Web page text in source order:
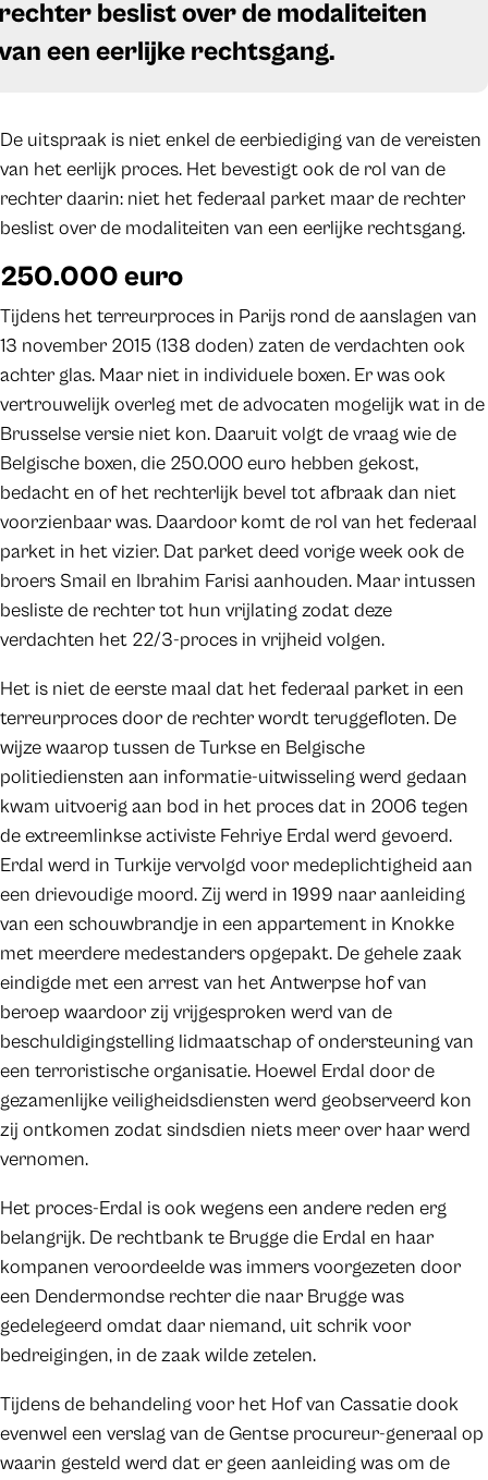
beslist over de modaliteiten
een eerlijke rechtsgang.
De uitspraak is niet enkel de eerbiediging van de vereisten
van het eerlijk proces. Het bevestigt ook de rol van de
rechter daarin: niet het federaal parket maar de rechter
beslist over de modaliteiten van een eerlijke rechtsgang.
250.000 euro
Tijdens het terreurproces in Parijs rond de aanslagen van
13 november 2015 (138 doden) zaten de verdachten ook
achter glas. Maar niet in individuele boxen. Er was ook
vertrouwelijk overleg met de advocaten mogelijk wat in de
Brusselse versie niet kon. Daaruit volgt de vraag wie de
Belgische boxen, die 250.000 euro hebben gekost,
bedacht en of het rechterlijk bevel tot afbraak dan niet
voorzienbaar was. Daardoor komt de rol van het federaal
parket in het vizier. Dat parket deed vorige week ook de
broers Smail en Ibrahim Farisi aanhouden. Maar intussen
besliste de rechter tot hun vrijlating zodat deze
verdachten het 22/3-proces in vrijheid volgen.
Het is niet de eerste maal dat het federaal parket in een
terreurproces door de rechter wordt teruggefloten. De
wijze waarop tussen de Turkse en Belgische
politiediensten aan informatie-uitwisseling werd gedaan
kwam uitvoerig aan bod in het proces dat in 2006 tegen
de extreemlinkse activiste Fehriye Erdal werd gevoerd.
Erdal werd in Turkije vervolgd voor medeplichtigheid aan
een drievoudige moord. Zij werd in 1999 naar aanleiding
van een schouwbrandje in een appartement in Knokke
met meerdere medestanders opgepakt. De gehele zaak
eindigde met een arrest van het Antwerpse hof van
beroep waardoor zij vrijgesproken werd van de
beschuldigingstelling lidmaatschap of ondersteuning van
een terroristische organisatie. Hoewel Erdal door de
gezamenlijke veiligheidsdiensten werd geobserveerd kon
zij ontkomen zodat sindsdien niets meer over haar werd
vernomen.
Het proces-Erdal is ook wegens een andere reden erg
belangrijk. De rechtbank te Brugge die Erdal en haar
kompanen veroordeelde was immers voorgezeten door
een Dendermondse rechter die naar Brugge was
gedelegeerd omdat daar niemand, uit schrik voor
bedreigingen, in de zaak wilde zetelen.
Tijdens de behandeling voor het Hof van Cassatie dook
evenwel een verslag van de Gentse procureur-generaal op
waarin gesteld werd dat er geen aanleiding was om de